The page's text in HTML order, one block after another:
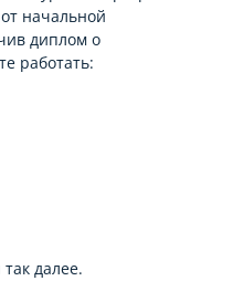
начальной
диплом о
работать:
далее.